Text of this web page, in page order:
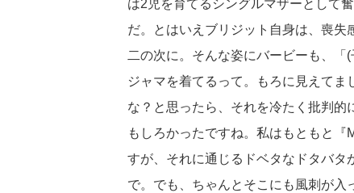
は2児を育てるシングルマザーとして
だ。とはいえブリジット自身は、喪
二の次に。そんな姿にバービーも、
ジャマを着てるって。もろに見えて
な？と思ったら、それを冷たく批判
もしろかったですね。私はもともと
すが、それに通じるドベタなドタバタ
で。でも、ちゃんとそこにも風刺が入